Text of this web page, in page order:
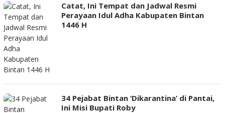
Catat, Ini Tempat dan Jadwal Resmi
Perayaan Idul Adha Kabupaten Bintan
1446 H
34 Pejabat Bintan ‘Dikarantina’ di Pantai,
Ini Misi Bupati Roby